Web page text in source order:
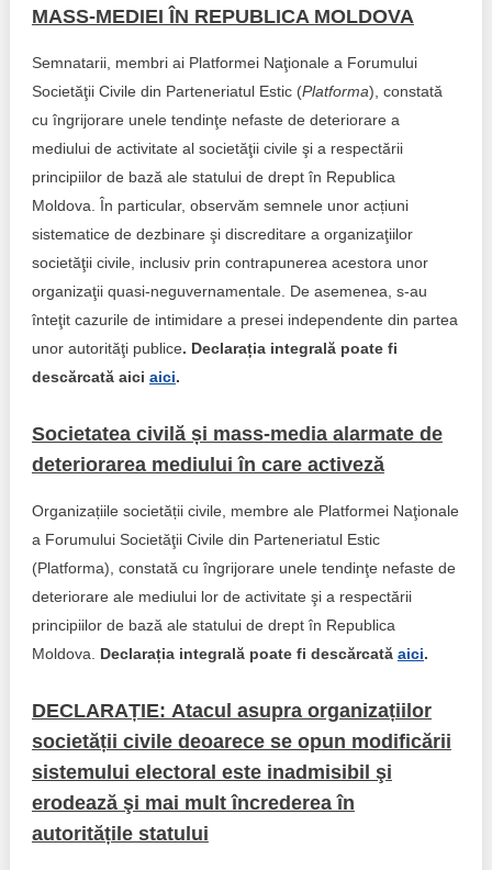
MASS-MEDIEI ÎN REPUBLICA MOLDOVA
Semnatarii, membri ai Platformei Naţionale a Forumului
Societăţii Civile din Parteneriatul Estic (Platforma), constată
cu îngrijorare unele tendinţe nefaste de deteriorare a
mediului de activitate al societăţii civile şi a respectării
principiilor de bază ale statului de drept în Republica
Moldova. În particular, observăm semnele unor acțiuni
sistematice de dezbinare şi discreditare a organizaţiilor
societăţii civile, inclusiv prin contrapunerea acestora unor
organizaţii quasi-neguvernamentale. De asemenea, s-au
înteţit cazurile de intimidare a presei independente din partea
unor autorităţi publice. Declarația integrală poate fi
descărcată aici aici.
Societatea civilă și mass-media alarmate de
deteriorarea mediului în care activeză
Organizațiile societății civile, membre ale Platformei Naţionale
a Forumului Societăţii Civile din Parteneriatul Estic
(Platforma), constată cu îngrijorare unele tendinţe nefaste de
deteriorare ale mediului lor de activitate şi a respectării
principiilor de bază ale statului de drept în Republica
Moldova. Declarația integrală poate fi descărcată aici.
DECLARAȚIE: Atacul asupra organizațiilor
societății civile deoarece se opun modificării
sistemului electoral este inadmisibil şi
erodează şi mai mult încrederea în
autoritățile statului